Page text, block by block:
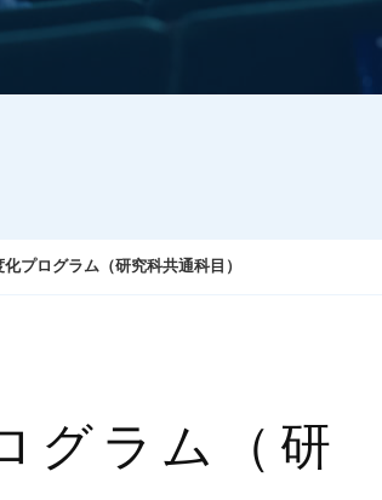
プログラム（研究科共通科目）
グラム（研